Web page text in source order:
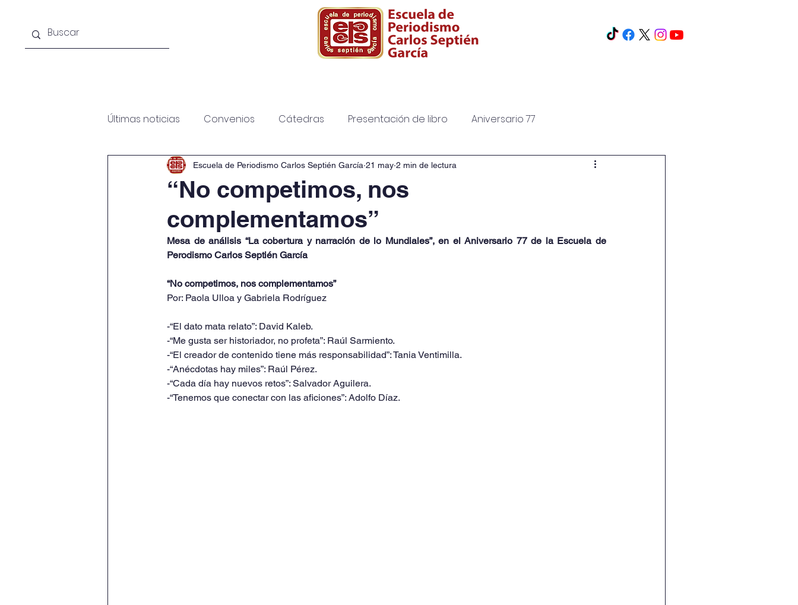
Últimas noticias Convenios Cátedras Presentación de libro Aniversario 77
“No competimos, nos
complementamos”
Escuela de Periodismo Carlos Septién García 21 may 2 min de lectura
Mesa de análisis “La cobertura y narración de lo Mundiales”, en el Aniversario 77 de la Escuela de
Perodismo Carlos Septién García
“No competimos, nos complementamos”
Por: Paola Ulloa y Gabriela Rodríguez
-“El dato mata relato”: David Kaleb.
-“Me gusta ser historiador, no profeta”: Raúl Sarmiento.
-“El creador de contenido tiene más responsabilidad”: Tania Ventimilla.
-“Anécdotas hay miles”: Raúl Pérez.
-“Cada día hay nuevos retos”: Salvador Aguilera.
-“Tenemos que conectar con las aficiones”: Adolfo Díaz.